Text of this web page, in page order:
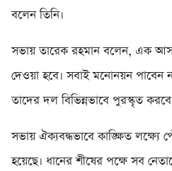
বলেন তিনি।
সভায় তারেক রহমান বলেন, এক
দেওয়া হবে। সবাই মনোনয়ন পাবেন
তাদের দল বিভিন্নভাবে পুরস্কৃত
সভায় ঐক্যবদ্ধভাবে কাঙ্ক্ষিত লক্ষ্যে
হয়েছে। ধানের শীষের পক্ষে সব